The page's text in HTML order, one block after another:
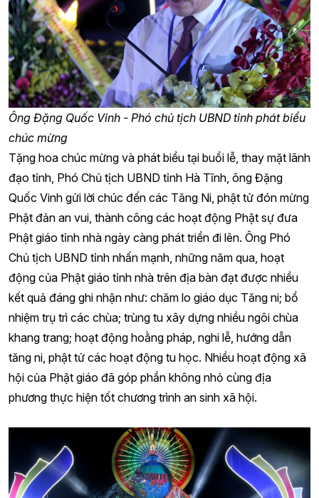
Ông Đặng Quốc Vinh - Phó chủ tịch UBND tỉnh phát biểu
chúc mừng
Tặng hoa chúc mừng và phát biểu tại buổi lễ, thay mặt lãnh
đạo tỉnh, Phó Chủ tịch UBND tỉnh Hà Tĩnh, ông Đặng
Quốc Vinh gửi lời chúc đến các Tăng Ni, phật tử đón mừng
Phật giáo tỉnh nhà ngày càng phát triển đi lên. Ông Phó
Chủ tịch UBND tỉnh nhấn mạnh, những năm qua, hoạt
động của Phật giáo tỉnh nhà trên địa bàn đạt được nhiều